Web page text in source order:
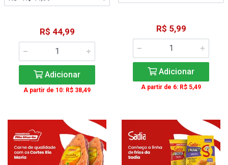
R$ 44,99
Adicionar
A partir de 10: R$ 38,49
R$ 5,99
Adicionar
A partir de 6: R$ 5,49